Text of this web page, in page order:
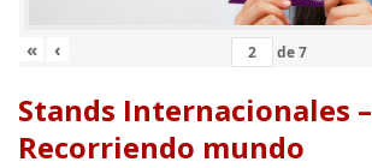
« ‹ de7
Stands Internacionales –
Recorriendo mundo